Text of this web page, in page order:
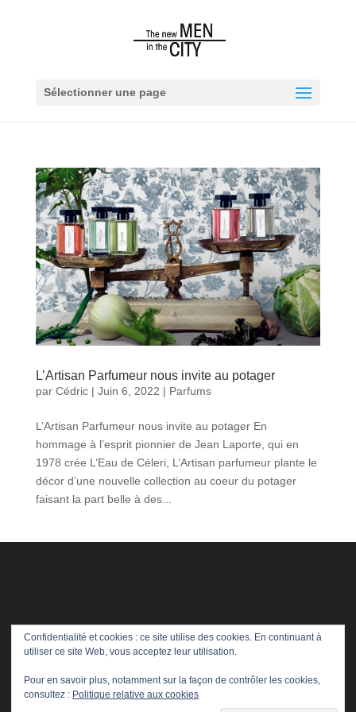
Sélectionner une page
L’Artisan Parfumeur nous invite au potager
par Cédric| Juin 6, 2022 | Parfums
L’Artisan Parfumeur nous invite au potager En
hommage à l’esprit pionnier de Jean Laporte, qui en
1978 crée L’Eau de Céleri, L’Artisan parfumeur plante le
décor d’une nouvelle collection au coeur du potager
faisant la part belle à des...
Confidentialité et cookies : ce site utilise des cookies. En continuant à
utiliser ce site Web, vous acceptez leur utilisation.
Pour en savoir plus, notamment sur la façon de contrôler les cookies,
consultez : Politique relative aux cookies